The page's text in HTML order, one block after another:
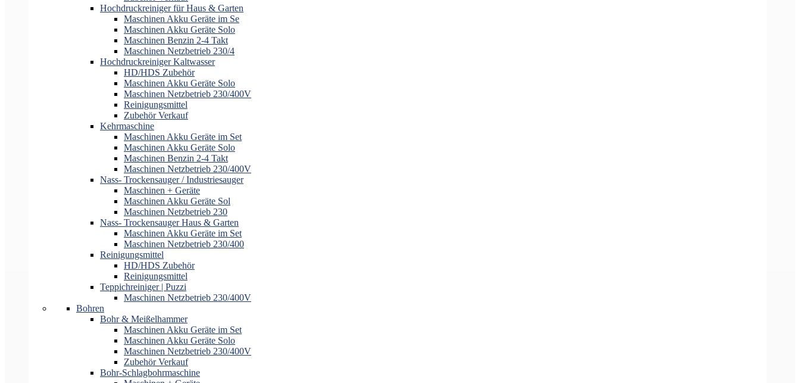
Hochdruckreiniger für Haus & Garten
Maschinen Akku Geräte im Se
Maschinen Akku Geräte Solo
Maschinen Benzin 2-4 Takt
Maschinen Netzbetrieb 230/4
Hochdruckreiniger Kaltwasser
HD/HDS Zubehör
Maschinen Akku Geräte Solo
Maschinen Netzbetrieb 230/400V
Reinigungsmittel
Zubehör Verkauf
Kehrmaschine
Maschinen Akku Geräte im Set
Maschinen Akku Geräte Solo
Maschinen Benzin 2-4 Takt
Maschinen Netzbetrieb 230/400V
Nass- Trockensauger / Industriesauger
Maschinen + Geräte
Maschinen Akku Geräte Sol
Maschinen Netzbetrieb 230
Nass- Trockensauger Haus & Garten
Maschinen Akku Geräte im Set
Maschinen Netzbetrieb 230/400
Reinigungsmittel
HD/HDS Zubehör
Reinigungsmittel
Teppichreiniger | Puzzi
Maschinen Netzbetrieb 230/400V
Bohren
Bohr & Meißelhammer
Maschinen Akku Geräte im Set
Maschinen Akku Geräte Solo
Maschinen Netzbetrieb 230/400V
Zubehör Verkauf
Bohr-Schlagbohrmaschine